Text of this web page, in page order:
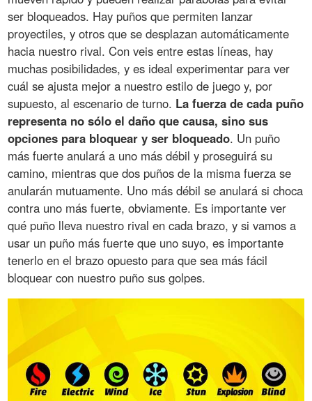
ser bloqueados. Hay puños que permiten lanzar
proyectiles, y otros que se desplazan automáticamente
hacia nuestro rival. Con veis entre estas líneas, hay
muchas posibilidades, y es ideal experimentar para ver
cuál se ajusta mejor a nuestro estilo de juego y, por
supuesto, al escenario de turno. La fuerza de cada puño
representa no sólo el daño que causa, sino sus
opciones para bloquear y ser bloqueado. Un puño
más fuerte anulará a uno más débil y proseguirá su
camino, mientras que dos puños de la misma fuerza se
anularán mutuamente. Uno más débil se anulará si choca
contra uno más fuerte, obviamente. Es importante ver
qué puño lleva nuestro rival en cada brazo, y si vamos a
usar un puño más fuerte que uno suyo, es importante
tenerlo en el brazo opuesto para que sea más fácil
bloquear con nuestro puño sus golpes.